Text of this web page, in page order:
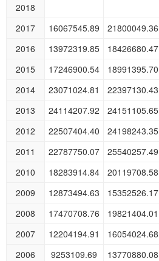
2018
2017
16067545.89 21800049.36
2016
13972319.85 18426680.47
2015
17246900.54 18991395.70
2014
23071024.81 22397130.43
2013
24114207.92 24151105.65
2012
22507404.40 24198243.35
2011
22787750.07 25540257.49
2010
18283914.84 20119708.58
2009
12873494.63 15352526.17
2008
17470708.76 19821404.01
2007
12204194.91 16054024.68
2006
9253109.69 13770880.08